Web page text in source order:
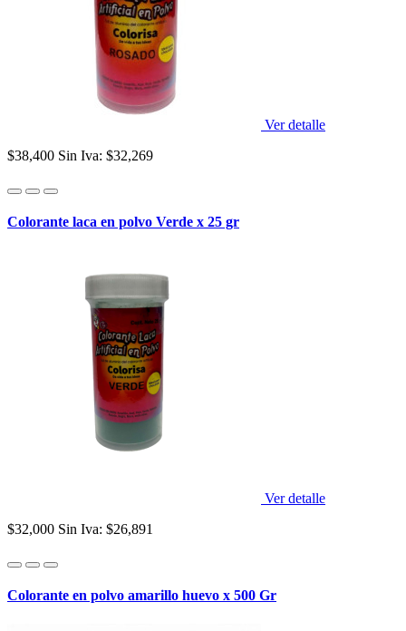
Ver detalle
$38,400 Sin Iva: $32,269
Colorante laca en polvo Verde x 25 gr
Ver detalle
$32,000 Sin Iva: $26,891
Colorante en polvo amarillo huevo x 500 Gr